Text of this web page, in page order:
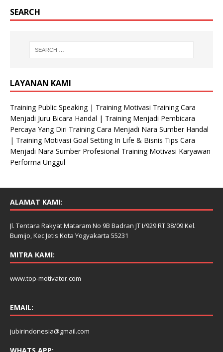
SEARCH
LAYANAN KAMI
Training Public Speaking | Training Motivasi Training Cara
Menjadi Juru Bicara Handal | Training Menjadi Pembicara
Percaya Yang Diri Training Cara Menjadi Nara Sumber Handal
| Training Motivasi Goal Setting In Life & Bisnis Tips Cara
Menjadi Nara Sumber Profesional Training Motivasi Karyawan
Performa Unggul
ALAMAT KAMI:
Jl. Tentara Rakyat Mataram No 9B Badran JT I/929 RT 38/09 Kel.
Bumijo, Kec Jetis Kota Yogyakarta 55231
MITRA KAMI:
www.top-motivator.com
EMAIL:
jubirindonesia@gmail.com